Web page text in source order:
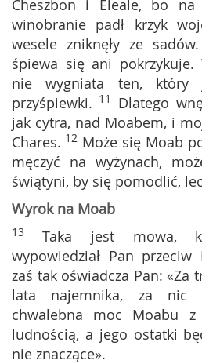
Cheszbon i Eleale, bo
winobranie padł krzyk
wesele zniknęły ze
śpiewa się ani pokrzykuje.
nie wygniata ten, który
przyśpiewki. 11 Dlatego
jak cytra, nad Moabem, i
Chares. 12 Może się Moab
męczyć na wyżynach,
świątyni, by się pomodlić,
Wyrok na Moab
13 Taka jest mowa,
wypowiedział Pan przeciw
zaś tak oświadcza Pan: «Za
lata najemnika, za nic
chwalebna moc Moabu z
ludnością, a jego ostatki
nie znaczące».